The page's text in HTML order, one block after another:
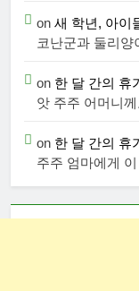
on 새 학년, 아이
코난군과 둘리
on 한 달 간의 휴
앗 주주 어머니
on 한 달 간의 휴
주주 엄마에게